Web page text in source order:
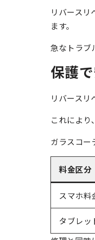
リバースリ
ます。
急なトラブ
保護
リバースリ
これにより
ガラスコー
料金区分
スマホ料
タブレッ